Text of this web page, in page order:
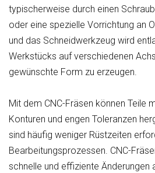
typischerweise durch einen
oder eine spezielle Vorrichtung an
und das Schneidwerkzeug wird
Werkstücks auf verschiedenen
gewünschte Form zu erzeugen.
Mit dem CNC-Fräsen können Teile
Konturen und engen Toleranzen
sind häufig weniger Rüstzeiten
Bearbeitungsprozessen. CNC-
schnelle und effiziente Änderungen